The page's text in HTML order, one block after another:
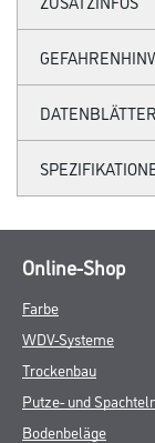
DATENBLÄTTER
Online-Shop
Farbe
WDV-Systeme
Trockenbau
Putze- und
Bodenbeläge